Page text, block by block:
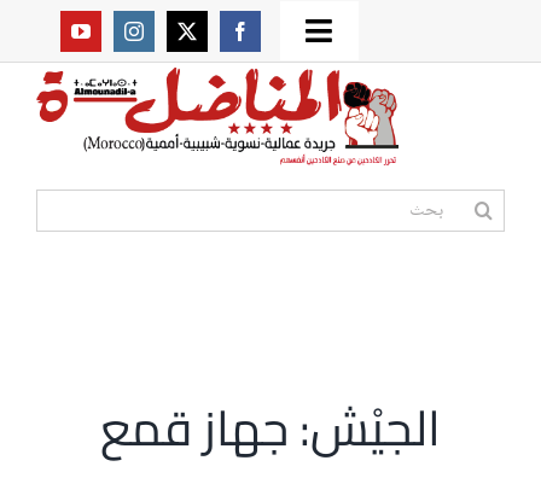
to
Toggle
Navigation
من نحن؟
البحث
الجيْش: جهاز قمع